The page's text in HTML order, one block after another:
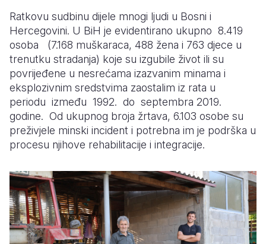
Ratkovu sudbinu dijele mnogi ljudi u Bosni i
Hercegovini. U BiH je evidentirano ukupno 8.419
osoba (7.168 muškaraca, 488 žena i 763 djece u
trenutku stradanja) koje su izgubile život ili su
povrijeđene u nesrećama izazvanim minama i
eksplozivnim sredstvima zaostalim iz rata u
periodu između 1992. do septembra 2019.
godine. Od ukupnog broja žrtava, 6.103 osobe su
preživjele minski incident i potrebna im je podrška u
procesu njihove rehabilitacije i integracije.